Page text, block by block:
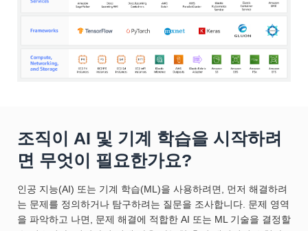
조직이 AI 및 기계 학습을 시작하려
면 무엇이 필요한가요?
인공 지능(AI) 또는 기계 학습(ML)을 사용하려면, 먼저 해결하려
는 문제를 정의하거나 탐구하려는 질문을 조사합니다. 문제 영역
을 파악하고 나면, 문제 해결에 적합한 AI 또는 ML 기술을 결정할